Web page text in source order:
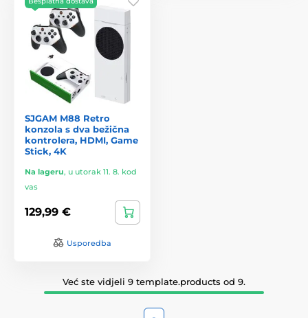
SJGAM M88 Retro
konzola s dva bežična
kontrolera, HDMI, Game
Stick, 4K
Na lageru, u utorak 11. 8. kod
vas
129,99 €
Usporedba
Već ste vidjeli 9 template.products od 9.